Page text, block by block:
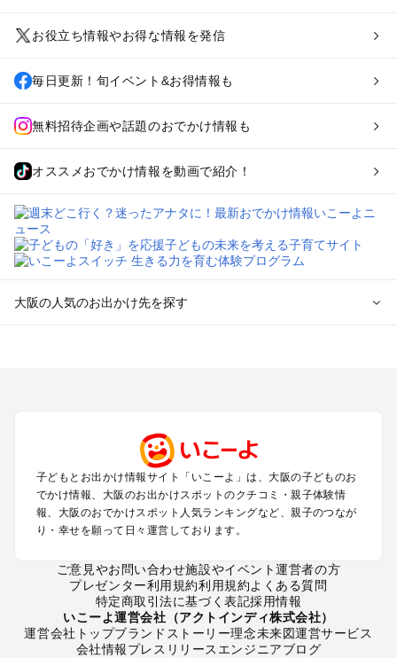
お役立ち情報やお得な情報を発信
毎日更新！旬イベント&お得情報も
無料招待企画や話題のおでかけ情報も
オススメおでかけ情報を動画で紹介！
大阪の人気のお出かけ先を探す
梅田・キタ・淀屋橋・本町・福島のプールお出かけ
東大阪・八尾・寝屋川・守口・門真のプールお出かけ
大阪ベイエリア（USJ・南港）のプールお出かけ
なんば・心斎橋・道頓堀・四ツ橋・ミナミのプールお出かけ
天王寺・阿倍野・上本町・長居のプールお出かけ
新大阪・江坂・十三のプールお出かけ
大阪の定番お出かけスポット
大阪の遊園地
子どもとお出かけ情報サイト「いこーよ」は、大阪の子どものお
でかけ情報、大阪のお出かけスポットのクチコミ・親子体験情
報、大阪のおでかけスポット人気ランキングなど、親子のつなが
り・幸せを願って日々運営しております。
ご意見やお問い合わせ施設やイベント運営者の方
プレゼンター利用規約利用規約よくある質問
特定商取引法に基づく表記採用情報
いこーよ運営会社（アクトインディ株式会社）
運営会社トップブランドストーリー理念未来図運営サービス
会社情報プレスリリース エンジニアブログ